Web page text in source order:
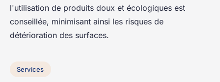
l'utilisation de produits doux et écologiques est
conseillée, minimisant ainsi les risques de
détérioration des surfaces.
Services